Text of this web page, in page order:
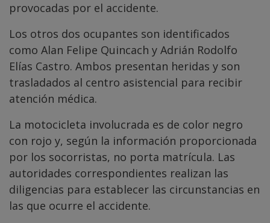
provocadas por el accidente.
Los otros dos ocupantes son identificados
como Alan Felipe Quincach y Adrián Rodolfo
Elías Castro. Ambos presentan heridas y son
trasladados al centro asistencial para recibir
atención médica.
La motocicleta involucrada es de color negro
con rojo y, según la información proporcionada
por los socorristas, no porta matrícula. Las
autoridades correspondientes realizan las
diligencias para establecer las circunstancias en
las que ocurre el accidente.